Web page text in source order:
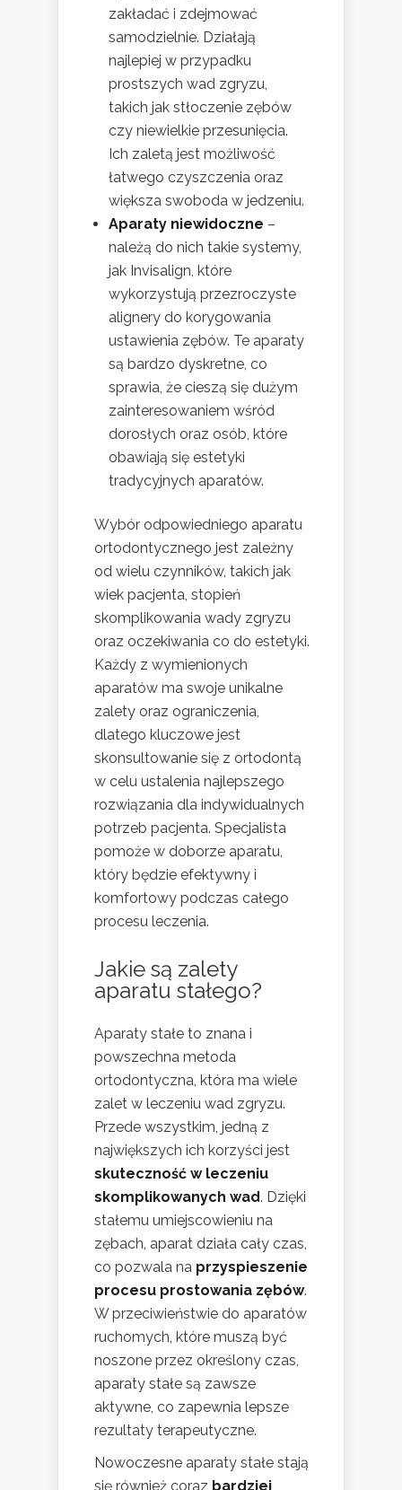
zakładać i zdejmować
samodzielnie. Działają
najlepiej w przypadku
prostszych wad zgryzu,
takich jak stłoczenie zębów
czy niewielkie przesunięcia.
Ich zaletą jest możliwość
łatwego czyszczenia oraz
większa swoboda w jedzeniu.
Aparaty niewidoczne –
należą do nich takie systemy,
jak Invisalign, które
wykorzystują przezroczyste
alignery do korygowania
ustawienia zębów. Te aparaty
są bardzo dyskretne, co
sprawia, że cieszą się dużym
zainteresowaniem wśród
dorosłych oraz osób, które
obawiają się estetyki
tradycyjnych aparatów.
Wybór odpowiedniego aparatu
ortodontycznego jest zależny
od wielu czynników, takich jak
wiek pacjenta, stopień
skomplikowania wady zgryzu
oraz oczekiwania co do estetyki.
Każdy z wymienionych
aparatów ma swoje unikalne
zalety oraz ograniczenia,
dlatego kluczowe jest
skonsultowanie się z ortodontą
w celu ustalenia najlepszego
rozwiązania dla indywidualnych
potrzeb pacjenta. Specjalista
pomoże w doborze aparatu,
który będzie efektywny i
komfortowy podczas całego
procesu leczenia.
Jakie są zalety
aparatu stałego?
Aparaty stałe to znana i
powszechna metoda
ortodontyczna, która ma wiele
zalet w leczeniu wad zgryzu.
Przede wszystkim, jedną z
największych ich korzyści jest
skuteczność w leczeniu
skomplikowanych wad. Dzięki
stałemu umiejscowieniu na
zębach, aparat działa cały czas,
co pozwala na przyspieszenie
procesu prostowania zębów.
W przeciwieństwie do aparatów
ruchomych, które muszą być
noszone przez określony czas,
aparaty stałe są zawsze
aktywne, co zapewnia lepsze
rezultaty terapeutyczne.
Nowoczesne aparaty stałe stają
się również coraz bardziej